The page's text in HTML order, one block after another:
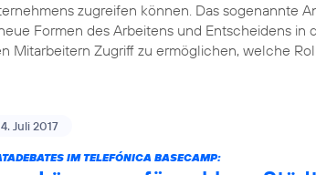
zugreifen können. Das sogenannte
Formen des Arbeitens und Entscheidens in
Mitarbeitern Zugriff zu ermöglichen, welche
Juli 2017
IM TELEFÓNICA BASECAMP: